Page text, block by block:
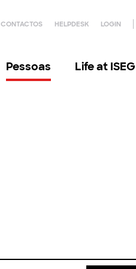
CONTACTOS HELPDESK LOGIN
Pessoas Life at ISEG